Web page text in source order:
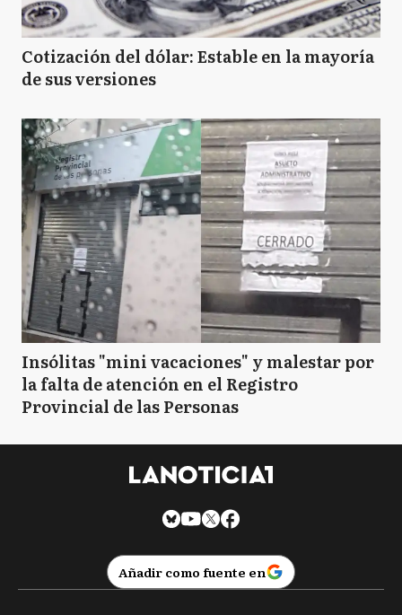
Cotización del dólar: Estable en la mayoría
de sus versiones
Insólitas "mini vacaciones" y malestar por
la falta de atención en el Registro
Provincial de las Personas
Añadir como fuente en